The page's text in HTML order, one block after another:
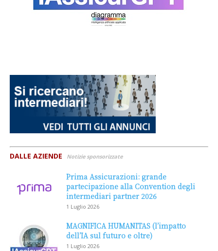
DALLE AZIENDE Notizie sponsorizzate
Prima Assicurazioni: grande
partecipazione alla Convention degli
intermediari partner 2026
1 Luglio 2026
MAGNIFICA HUMANITAS (l’impatto
dell’IA sul futuro e oltre)
1 Luglio 2026